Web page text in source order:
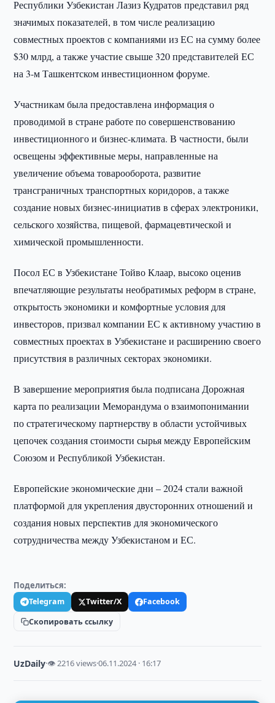
Республики Узбекистан Лазиз Кудратов представил ряд
значимых показателей, в том числе реализацию
совместных проектов с компаниями из ЕС на сумму более
$30 млрд, а также участие свыше 320 представителей ЕС
на 3-м Ташкентском инвестиционном форуме.
Участникам была предоставлена информация о
проводимой в стране работе по совершенствованию
инвестиционного и бизнес-климата. В частности, были
освещены эффективные меры, направленные на
увеличение объема товарооборота, развитие
трансграничных транспортных коридоров, а также
создание новых бизнес-инициатив в сферах электроники,
сельского хозяйства, пищевой, фармацевтической и
химической промышленности.
Посол ЕС в Узбекистане Тойво Клаар, высоко оценив
впечатляющие результаты необратимых реформ в стране,
открытость экономики и комфортные условия для
инвесторов, призвал компании ЕС к активному участию в
совместных проектах в Узбекистане и расширению своего
присутствия в различных секторах экономики.
В завершение мероприятия была подписана Дорожная
карта по реализации Меморандума о взаимопонимании
по стратегическому партнерству в области устойчивых
цепочек создания стоимости сырья между Европейским
Союзом и Республикой Узбекистан.
Европейские экономические дни – 2024 стали важной
платформой для укрепления двусторонних отношений и
создания новых перспектив для экономического
сотрудничества между Узбекистаном и ЕС.
Поделиться:
Telegram Twitter/X
Facebook
Скопировать ссылку
UzDaily·👁 2216 views·06.11.2024 · 16:17